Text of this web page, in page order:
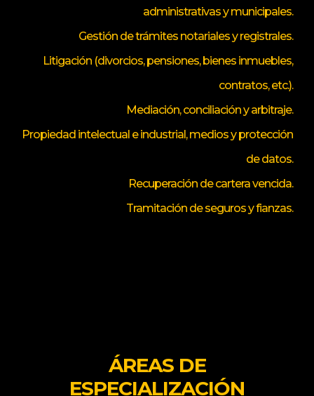
administrativas y municipales.
Gestión de trámites notariales y registrales.
Litigación (divorcios, pensiones, bienes inmuebles,
contratos, etc.).
Mediación, conciliación y arbitraje.
Propiedad intelectual e industrial, medios y protección
de datos.
Recuperación de cartera vencida.
Tramitación de seguros y fianzas.
ÁREAS DE
ESPECIALIZACIÓN